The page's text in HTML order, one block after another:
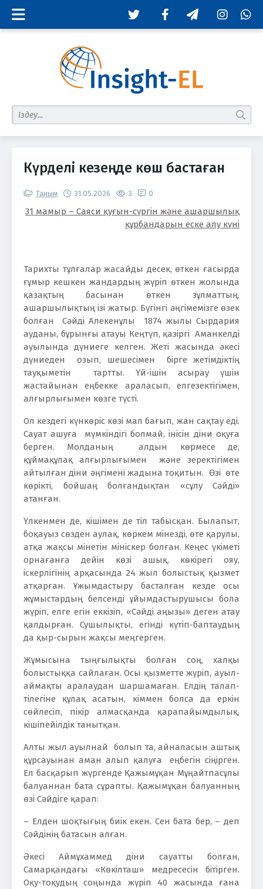
TwitterFacebookTelegramInstagram
табу
Күрделі кезеңде көш бастаған
Таным 31.05.2026 3 0
31 мамыр – Саяси қуғын-сүргін және ашаршылық
құрбандарын еске алу күні
Тарихты тұлғалар жасайды десек, өткен ғасырда
ғұмыр кешкен жандардың жүріп өткен жолында
қазақтың басынан өткен зұлматтың,
ашаршылықтың ізі жатыр. Бүгінгі әңгімемізге өзек
болған Сәйді Алекенұлы 1874 жылы Сырдария
ауданы, бұрынғы атауы Кеңтүп, қазіргі Аманкелді
ауылында дүниеге келген. Жеті жасында әкесі
дүниеден озып, шешесімен бірге жетімдіктің
тауқыметін тартты. Үй-ішін асырау үшін
жастайынан еңбекке араласып, елгезектігімен,
алғырлығымен көзге түсті.
Ол кездегі күнкөріс көзі мал бағып, жан сақтау еді.
Сауат ашуға мүмкіндігі болмай, інісін діни оқуға
берген. Молданың алдын көрмесе де,
құймақұлақ алғырлығымен және зеректігімен
айтылған діни әңгімені жадына тоқитын. Өзі өте
көрікті, бойшаң болғандықтан «сұлу Сәйді»
атанған.
Үлкенмен де, кішімен де тіл табысқан. Былапыт,
боқауыз сөзден аулақ, көркем мінезді, өте қарулы,
атқа жақсы мінетін мініскер болған. Кеңес үкіметі
орнағанға дейін көзі ашық, көкірегі ояу,
іскерлігінің арқасында 24 жыл болыстық қызмет
атқарған. Ұжымдастыру басталған кезде осы
жұмыстардың белсенді ұйымдастырушысы бола
жүріп, елге егін еккізіп, «Сәйді аңызы» деген атау
қалдырған. Сушылықты, егінді күтіп-баптаудың
да қыр-сырын жақсы меңгерген.
Жұмысына тыңғылықты болған соң, халқы
болыстыққа сайлаған. Осы қызметте жүріп, ауыл-
аймақты аралаудан шаршамаған. Елдің талап-
тілегіне құлақ асатын, кіммен болса да еркін
сөйлесіп, пікір алмасқанда қарапайымдылық,
кішіпейілдік танытқан.
Алты жыл ауылнай болып та, айналасын аштық
құрсауынан аман алып қалуға еңбегін сіңірген.
Ел басқарып жүргенде Қажымұқан Мұңайтпасұлы
балуаннан бата сұрапты. Қажымұқан балуанның
өзі Сәйдіге қарап:
– Елден шоқтығың биік екен. Сен бата бер, – деп
Сәйдінің батасын алған.
Әкесі Аймұхаммед діни сауатты болған,
Самарқандағы «Көкілташ» медресесін бітірген.
Оқу-тоқудың соңында жүріп 40 жасында ғана